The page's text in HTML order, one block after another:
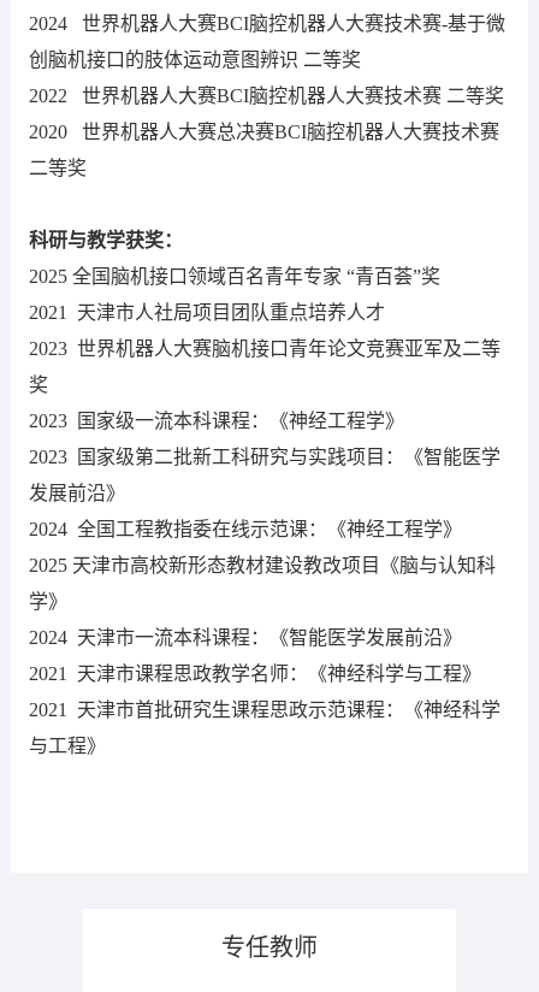
2024 世界机器人大赛BCI脑控机器人大赛技术赛-基于微
创脑机接口的肢体运动意图辨识 二等奖
2022 世界机器人大赛BCI脑控机器人大赛技术赛 二等奖
2020 世界机器人大赛总决赛BCI脑控机器人大赛技术赛
二等奖
科研与教学获奖：
2025 全国脑机接口领域百名青年专家 “青百荟”奖
2021 天津市人社局项目团队重点培养人才
2023 世界机器人大赛脑机接口青年论文竞赛亚军及二等
奖
2023 国家级一流本科课程：《神经工程学》
2023 国家级第二批新工科研究与实践项目：《智能医学
发展前沿》
2024 全国工程教指委在线示范课：《神经工程学》
2025 天津市高校新形态教材建设教改项目《脑与认知科
学》
2024 天津市一流本科课程：《智能医学发展前沿》
2021 天津市课程思政教学名师：《神经科学与工程》
2021 天津市首批研究生课程思政示范课程：《神经科学
与工程》
专任教师